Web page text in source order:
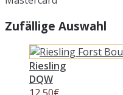
Zufällige Auswahl
Riesling
DQW